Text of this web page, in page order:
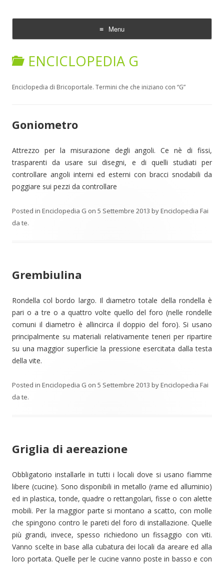
Menu
Skip
contentENCICLOPEDIA G
Enciclopedia di Bricoportale. Termini che che iniziano con “G”
Goniometro
Attrezzo per la misurazione degli angoli. Ce nè di fissi,
trasparenti da usare sui disegni, e di quelli studiati per
controllare angoli interni ed esterni con bracci snodabili da
poggiare sui pezzi da controllare
Posted in Enciclopedia G on 5 Settembre 2013 byEnciclopedia Fai
da te.
Grembiulina
Rondella col bordo largo. Il diametro totale della rondella è
pari o a tre o a quattro volte quello del foro (nelle rondelle
comuni il diametro è allincirca il doppio del foro). Si usano
principalmente su materiali relativamente teneri per ripartire
su una maggior superficie la pressione esercitata dalla testa
della vite.
Posted in Enciclopedia G on 5 Settembre 2013 byEnciclopedia Fai
da te.
Griglia di aereazione
Obbligatorio installarle in tutti i locali dove si usano fiamme
libere (cucine). Sono disponibili in metallo (rame ed alluminio)
ed in plastica, tonde, quadre o rettangolari, fisse o con alette
mobili. Per la maggior parte si montano a scatto, con molle
che spingono contro le pareti del foro di installazione. Quelle
più grandi, invece, spesso richiedono un fissaggio con viti.
Vanno scelte in base alla cubatura dei locali da areare ed alla
loro portata. Quelle per le cucine vanno poste in basso e con